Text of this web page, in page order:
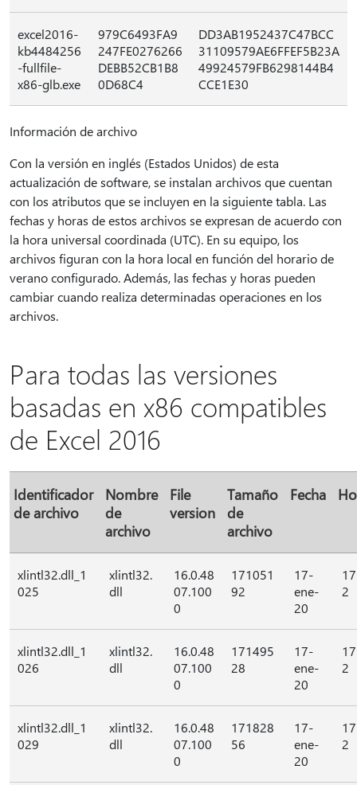
excel2016-
kb4484256
-fullfile-
x86-glb.exe
979C6493FA9
247FE0276266
DEBB52CB1B8
0D68C4
DD3AB1952437C47BCC
31109579AE6FFEF5B23A
49924579FB6298144B4
CCE1E30
Información de archivo
Con la versión en inglés (Estados Unidos) de esta
actualización de software, se instalan archivos que cuentan
con los atributos que se incluyen en la siguiente tabla. Las
fechas y horas de estos archivos se expresan de acuerdo con
la hora universal coordinada (UTC). En su equipo, los
archivos figuran con la hora local en función del horario de
verano configurado. Además, las fechas y horas pueden
cambiar cuando realiza determinadas operaciones en los
archivos.
Para todas las versiones
basadas en x86 compatibles
de Excel 2016
Identificador
de archivo
Nombre
de
archivo
File
version
Tamaño
de
archivo
Fecha
xlintl32.dll_1
025
xlintl32.
dll
16.0.48
07.100
0
171051
92
17-
ene-
20
2
xlintl32.dll_1
026
xlintl32.
dll
16.0.48
07.100
0
171495
28
17-
ene-
20
2
xlintl32.dll_1
029
xlintl32.
dll
16.0.48
07.100
0
171828
56
17-
ene-
20
2